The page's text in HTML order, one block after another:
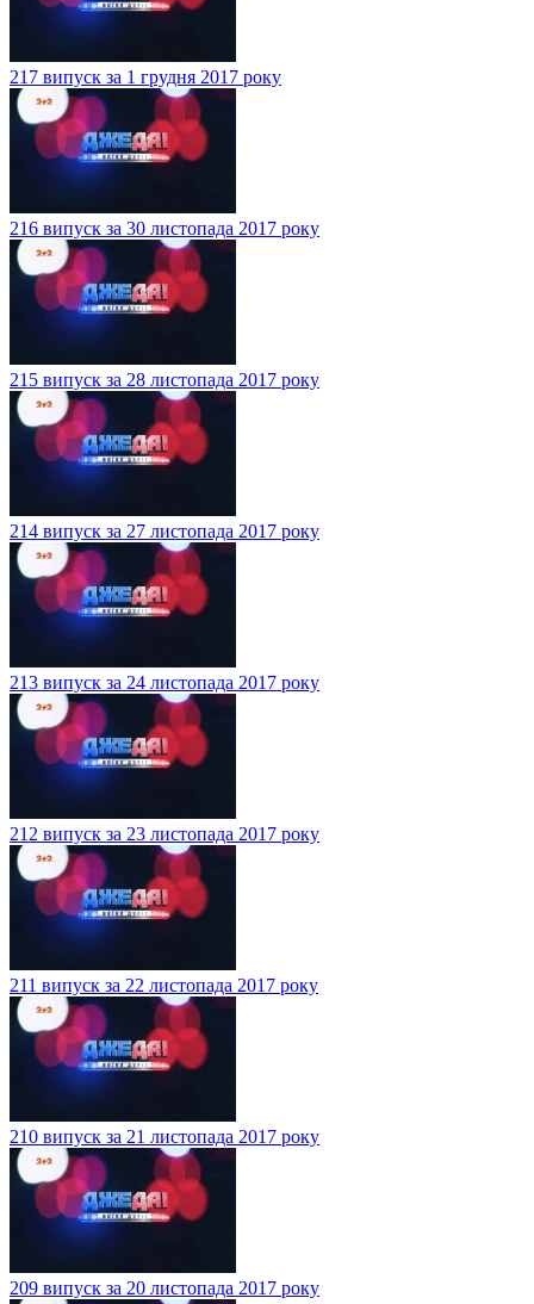
217 випуск за 1 грудня 2017 року
216 випуск за 30 листопада 2017 року
215 випуск за 28 листопада 2017 року
214 випуск за 27 листопада 2017 року
213 випуск за 24 листопада 2017 року
212 випуск за 23 листопада 2017 року
211 випуск за 22 листопада 2017 року
210 випуск за 21 листопада 2017 року
209 випуск за 20 листопада 2017 року